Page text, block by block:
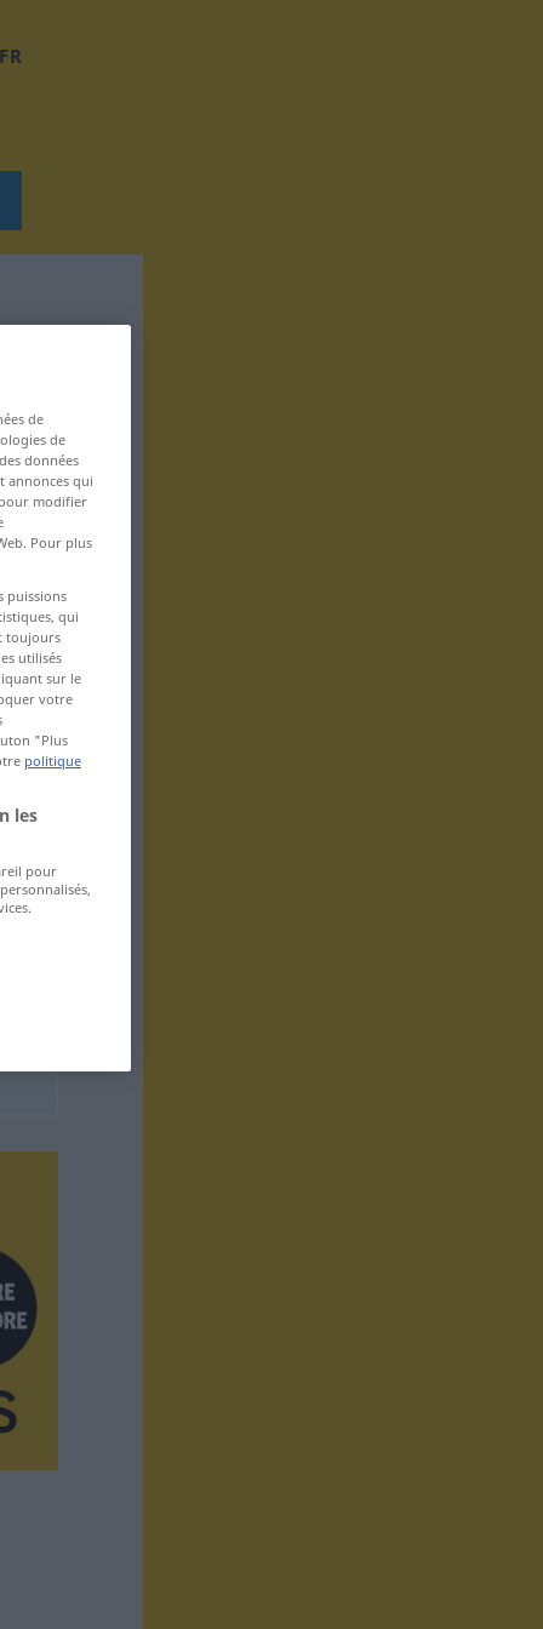
FR
de
de
données
annonces qui
modifier
Pour plus
puissions
qui
toujours
utilisés
sur le
votre
"Plus
politique
les
pour